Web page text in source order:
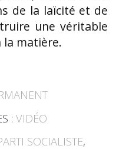
de la laïcité et de
une véritable
matière.
: VIDÉO
SOCIALISTE,